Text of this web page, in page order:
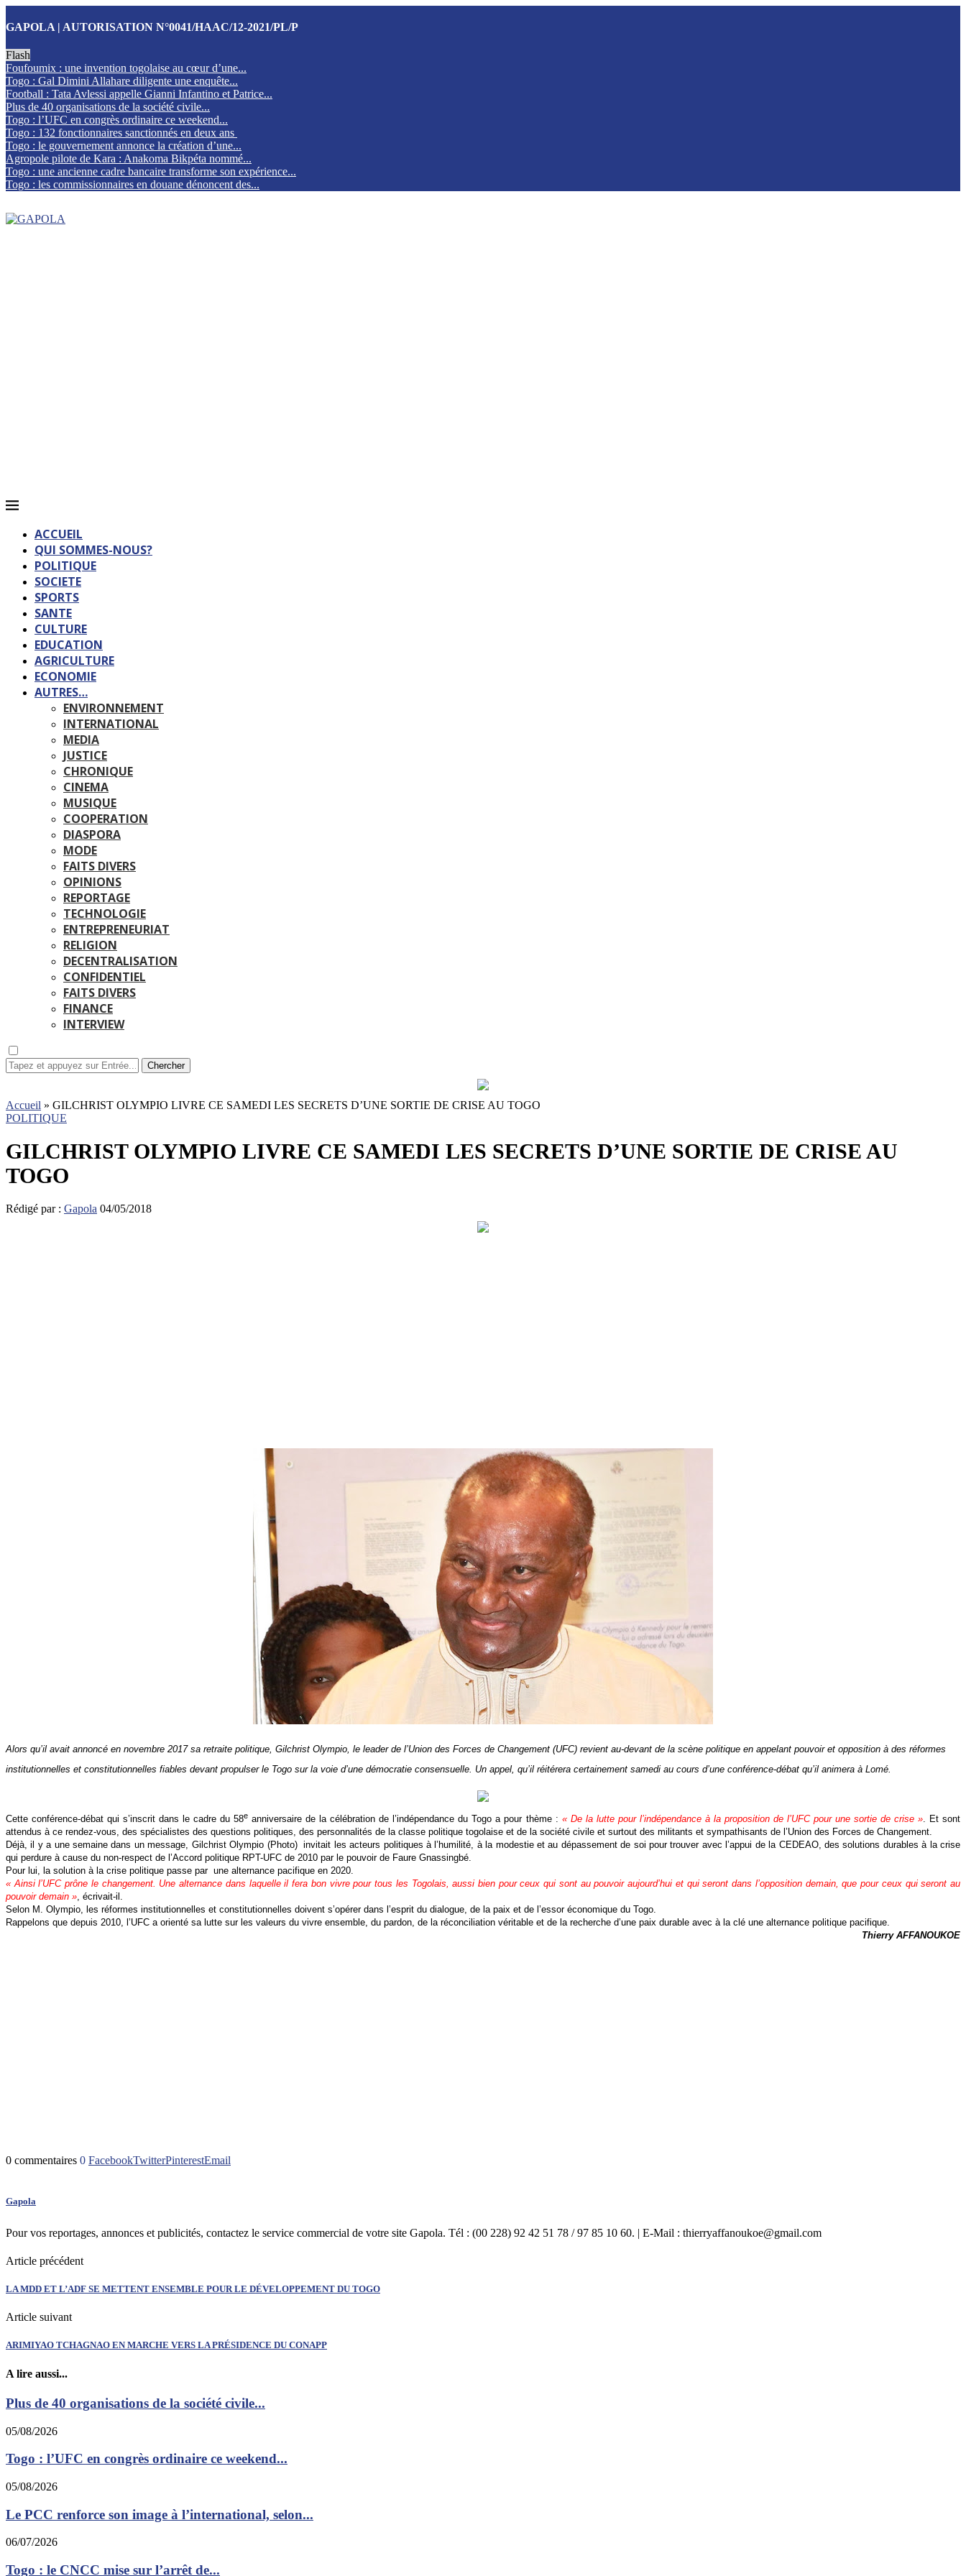
GAPOLA | AUTORISATION N°0041/HAAC/12-2021/PL/P
Flash
Foufoumix : une invention togolaise au cœur d’une...
Togo : Gal Dimini Allahare diligente une enquête...
Football : Tata Avlessi appelle Gianni Infantino et Patrice...
Plus de 40 organisations de la société civile...
Togo : l’UFC en congrès ordinaire ce weekend...
Togo : 132 fonctionnaires sanctionnés en deux ans
Togo : le gouvernement annonce la création d’une...
Agropole pilote de Kara : Anakoma Bikpéta nommé...
Togo : une ancienne cadre bancaire transforme son expérience...
Togo : les commissionnaires en douane dénoncent des...
ACCUEIL
QUI SOMMES-NOUS?
POLITIQUE
SOCIETE
SPORTS
SANTE
CULTURE
EDUCATION
AGRICULTURE
ECONOMIE
AUTRES…
ENVIRONNEMENT
INTERNATIONAL
MEDIA
JUSTICE
CHRONIQUE
CINEMA
MUSIQUE
COOPERATION
DIASPORA
MODE
FAITS DIVERS
OPINIONS
REPORTAGE
TECHNOLOGIE
ENTREPRENEURIAT
RELIGION
DECENTRALISATION
CONFIDENTIEL
FAITS DIVERS
FINANCE
INTERVIEW
Chercher
Accueil » GILCHRIST OLYMPIO LIVRE CE SAMEDI LES SECRETS D’UNE SORTIE DE CRISE AU TOGO
POLITIQUE
GILCHRIST OLYMPIO LIVRE CE SAMEDI LES SECRETS D’UNE SORTIE DE CRISE AU
TOGO
Rédigé par : Gapola 04/05/2018
Alors qu’il avait annoncé en novembre 2017 sa retraite politique, Gilchrist Olympio, le leader de l’Union des Forces de Changement (UFC) revient au-devant de la scène politique en appelant pouvoir et opposition à des réformes
institutionnelles et constitutionnelles fiables devant propulser le Togo sur la voie d’une démocratie consensuelle. Un appel, qu’il réitérera certainement samedi au cours d’une conférence-débat qu’il animera à Lomé.
Cette conférence-débat qui s’inscrit dans le cadre du 58e anniversaire de la célébration de l’indépendance du Togo a pour thème : « De la lutte pour l’indépendance à la proposition de l’UFC pour une sortie de crise ». Et sont
attendus à ce rendez-vous, des spécialistes des questions politiques, des personnalités de la classe politique togolaise et de la société civile et surtout des militants et sympathisants de l’Union des Forces de Changement.
Déjà, il y a une semaine dans un message, Gilchrist Olympio (Photo)invitait les acteurs politiques à l’humilité, à la modestie et au dépassement de soi pour trouver avec l’appui de la CEDEAO, des solutions durables à la crise
qui perdure à cause du non-respect de l’Accord politique RPT-UFC de 2010 par le pouvoir de Faure Gnassingbé.
Pour lui, la solution à la crise politique passe par une alternance pacifique en 2020.
« Ainsi l’UFC prône le changement. Une alternance dans laquelle il fera bon vivre pour tous les Togolais, aussi bien pour ceux qui sont au pouvoir aujourd’hui et qui seront dans l’opposition demain, que pour ceux qui seront au
pouvoir demain » , écrivait-il.
Selon M. Olympio, les réformes institutionnelles et constitutionnelles doivent s’opérer dans l’esprit du dialogue, de la paix et de l’essor économique du Togo.
Rappelons que depuis 2010, l’UFC a orienté sa lutte sur les valeurs du vivre ensemble, du pardon, de la réconciliation véritable et de la recherche d’une paix durable avec à la clé une alternance politique pacifique.
Thierry AFFANOUKOE
0 commentaires 0 FacebookTwitterPinterestEmail
Gapola
Pour vos reportages, annonces et publicités, contactez le service commercial de votre site Gapola. Tél : (00 228) 92 42 51 78 / 97 85 10 60. | E-Mail : thierryaffanoukoe@gmail.com
Article précédent
LA MDD ET L’ADF SE METTENT ENSEMBLE POUR LE DÉVELOPPEMENT DU TOGO
Article suivant
ARIMIYAO TCHAGNAO EN MARCHE VERS LA PRÉSIDENCE DU CONAPP
A lire aussi...
Plus de 40 organisations de la société civile...
05/08/2026
Togo : l’UFC en congrès ordinaire ce weekend...
05/08/2026
Le PCC renforce son image à l’international, selon...
06/07/2026
Togo : le CNCC mise sur l’arrêt de...